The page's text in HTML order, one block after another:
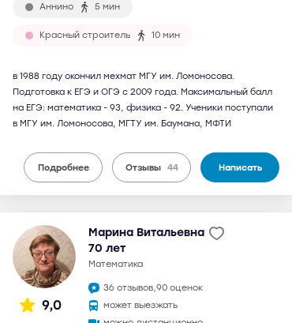
Аннино 5 мин
Красный строитель 10 мин
в 1988 году окончил мехмат МГУ им. Ломоносова.
Подготовка к ЕГЭ и ОГЭ с 2009 года. Максимальный балл
на ЕГЭ: математика - 93, физика - 92. Ученики поступали
в МГУ им. Ломоносова, МГТУ им. Баумана, МФТИ
Подробнее Отзывы 44 Написать
9,0
Марина Витальевна
70 лет
математика
36 отзывов,90 оценок
может выезжать